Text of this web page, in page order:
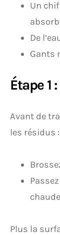
Un
De
Gants
Étape 1
Avant de
les résidus :
Plus la